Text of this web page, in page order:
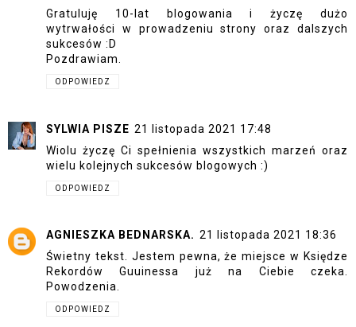
Gratuluję 10-lat blogowania i życzę dużo
wytrwałości w prowadzeniu strony oraz dalszych
sukcesów :D
Pozdrawiam.
ODPOWIEDZ
SYLWIA PISZE 21 listopada 2021 17:48
Wiolu życzę Ci spełnienia wszystkich marzeń oraz
wielu kolejnych sukcesów blogowych :)
ODPOWIEDZ
AGNIESZKA BEDNARSKA. 21 listopada 2021 18:36
Świetny tekst. Jestem pewna, że miejsce w Księdze
Rekordów Guuinessa już na Ciebie czeka.
Powodzenia.
ODPOWIEDZ